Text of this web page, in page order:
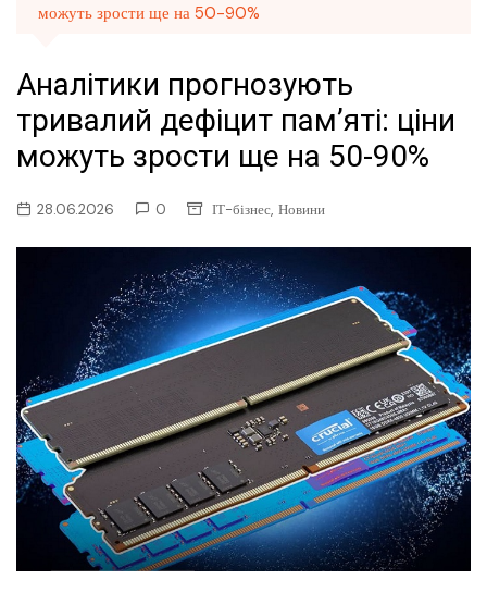
можуть зрости ще на 50-90%
Аналітики прогнозують
тривалий дефіцит пам’яті: ціни
можуть зрости ще на 50-90%
28.06.2026 0 ІТ-бізнес, Новини